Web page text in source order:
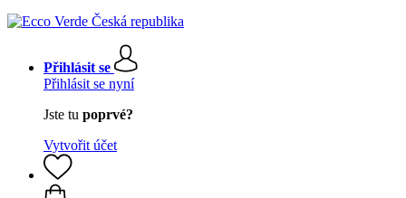
Přihlásit se
Přihlásit se nyní
Jste tu poprvé?
Vytvořit účet